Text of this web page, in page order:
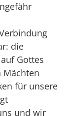
die
Gottes
Mächten
für unsere
und wir